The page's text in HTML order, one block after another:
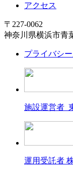
アクセス
〒227-0062
神奈川県横浜市青
プライバシ
施設運営者
運用受託者